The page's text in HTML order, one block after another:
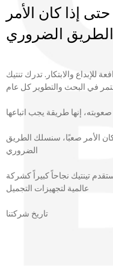
إذا كان الأمر
للإبداع والابتكار. تدرك تنتيك
في البحث والتطوير كل عام
إنها طريقة يجب اتباعها
الأمر صعبًا، سنسلك الطريق
الضروري
تينتيك نجاحاً كبيراً كشركة
عالمية لتجهيزات التجميل
تاريخ شركتنا